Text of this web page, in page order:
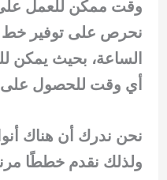
وقت ممكن للعمل
نحرص على توفير خط
الساعة، بحيث يمكن
أي وقت للحصول على
نحن ندرك أن هناك
ولذلك نقدم خططًا